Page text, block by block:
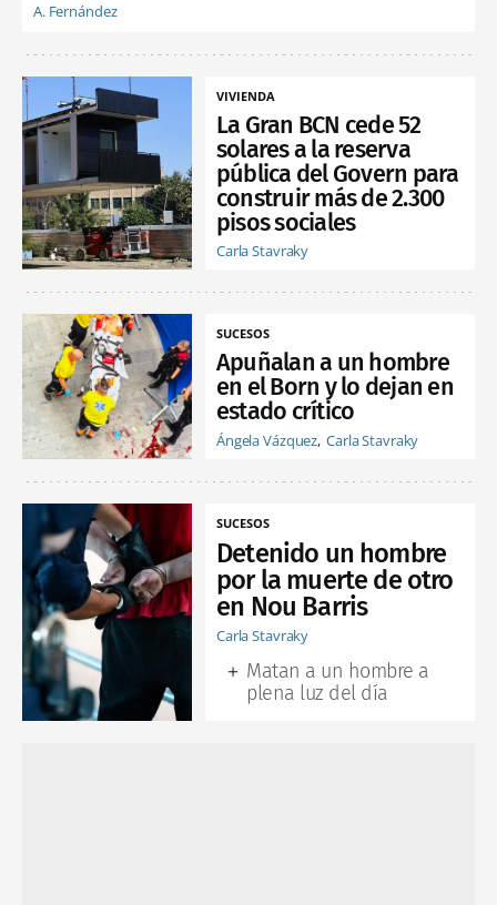
A. Fernández
VIVIENDA
La Gran BCN cede 52
solares a la reserva
pública del Govern para
construir más de 2.300
pisos sociales
Carla Stavraky
SUCESOS
Apuñalan a un hombre
en el Born y lo dejan en
estado crítico
Ángela Vázquez Carla Stavraky
SUCESOS
Detenido un hombre
por la muerte de otro
en Nou Barris
Carla Stavraky
Matan a un hombre a
plena luz del día